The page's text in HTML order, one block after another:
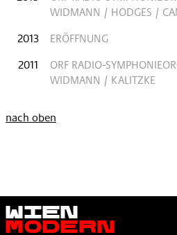
WIDMANN / HODGES /
2013
ERÖFFNUNG
2011
ORF RADIO-
WIDMANN / KALITZKE
nach oben
Wien
Modern